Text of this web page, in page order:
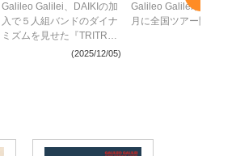
Galileo Galilei、DAIKIの加
入で５人組バンドのダイナ
ミズムを見せた『TRITRAL
TOUR』東京公演をレポー
(2025/12/05)
Galileo Galilei、2026年5
月に全国ツアー開催決定